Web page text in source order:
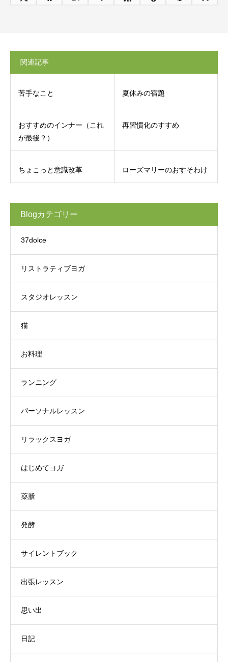
関連記事
苦手なこと 夏休みの宿題
おすすめのインナー（これ
が最後？）
再習慣化のすすめ
ちょこっと意識改革 ローズマリーのおすそわけ
Blogカテゴリー
37dolce
リストラティブヨガ
スタジオレッスン
猫
お料理
ランニング
パーソナルレッスン
リラックスヨガ
はじめてヨガ
薬膳
発酵
サイレントブック
出張レッスン
思い出
日記